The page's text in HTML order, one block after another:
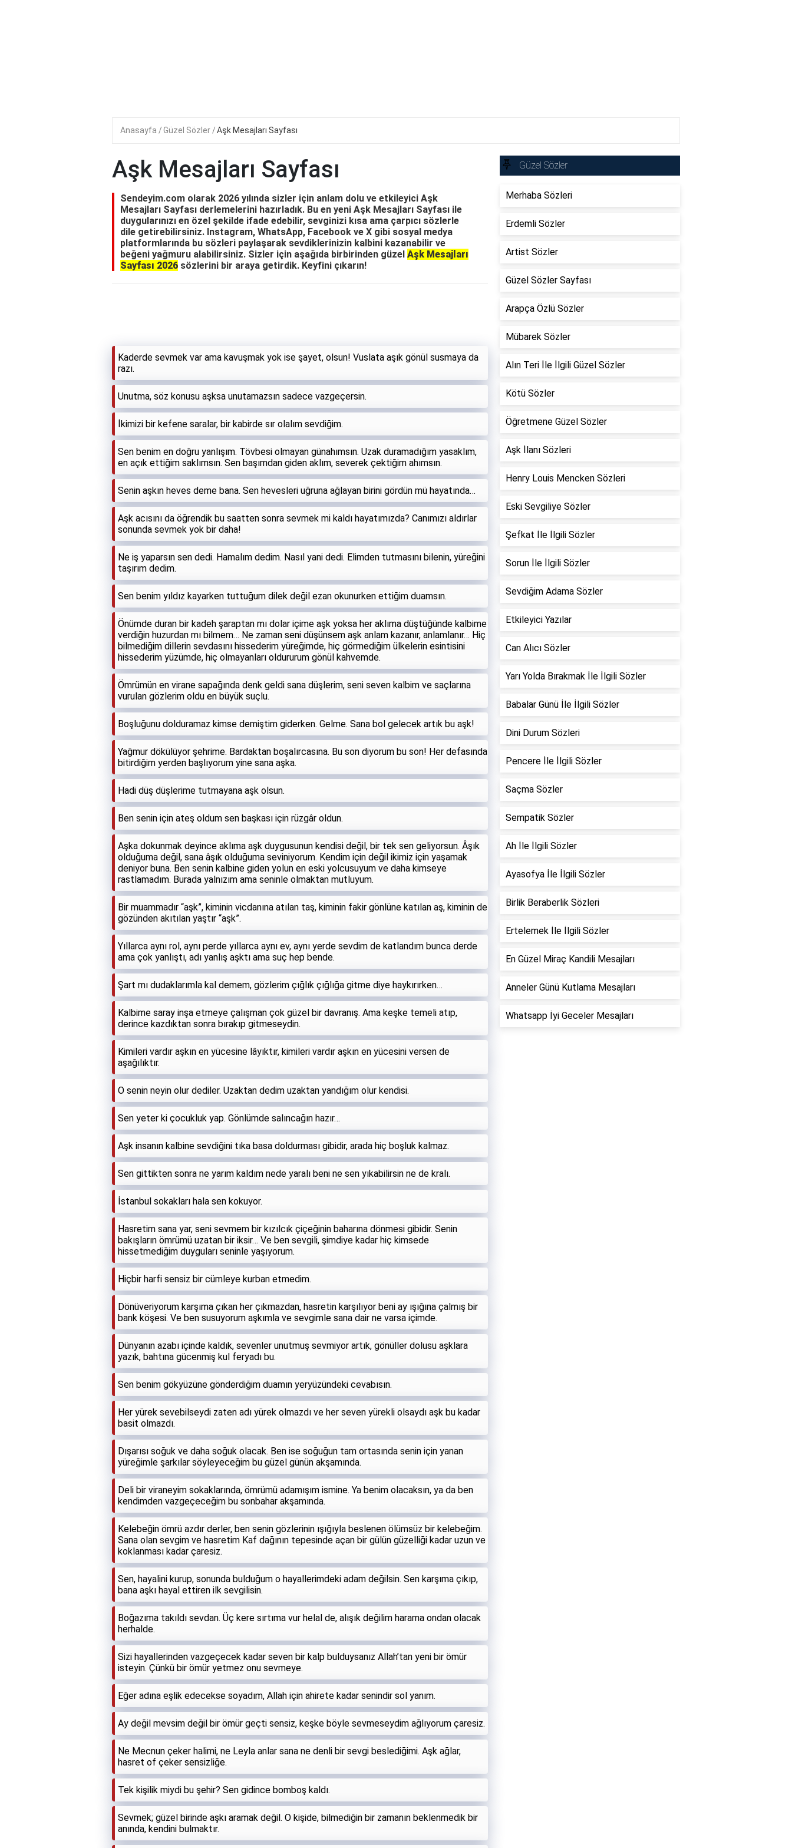
Anasayfa Güzel Sözler Aşk Mesajları Sayfası
Aşk Mesajları Sayfası
Sendeyim.com olarak 2026 yılında sizler için anlam dolu ve etkileyici Aşk
Mesajları Sayfası derlemelerini hazırladık. Bu en yeni Aşk Mesajları Sayfası ile
duygularınızı en özel şekilde ifade edebilir, sevginizi kısa ama çarpıcı sözlerle
dile getirebilirsiniz. Instagram, WhatsApp, Facebook ve X gibi sosyal medya
platformlarında bu sözleri paylaşarak sevdiklerinizin kalbini kazanabilir ve
beğeni yağmuru alabilirsiniz. Sizler için aşağıda birbirinden güzel Aşk Mesajları
Sayfası 2026 sözlerini bir araya getirdik. Keyfini çıkarın!
Kaderde sevmek var ama kavuşmak yok ise şayet, olsun! Vuslata aşık gönül susmaya da
razı.
Unutma, söz konusu aşksa unutamazsın sadece vazgeçersin.
İkimizi bir kefene saralar, bir kabirde sır olalım sevdiğim.
Sen benim en doğru yanlışım. Tövbesi olmayan günahımsın. Uzak duramadığım yasaklım,
en açık ettiğim saklımsın. Sen başımdan giden aklım, severek çektiğim ahımsın.
Senin aşkın heves deme bana. Sen hevesleri uğruna ağlayan birini gördün mü hayatında…
Aşk acısını da öğrendik bu saatten sonra sevmek mi kaldı hayatımızda? Canımızı aldırlar
sonunda sevmek yok bir daha!
Ne iş yaparsın sen dedi. Hamalım dedim. Nasıl yani dedi. Elimden tutmasını bilenin, yüreğini
taşırım dedim.
Sen benim yıldız kayarken tuttuğum dilek değil ezan okunurken ettiğim duamsın.
Önümde duran bir kadeh şaraptan mı dolar içime aşk yoksa her aklıma düştüğünde kalbime
verdiğin huzurdan mı bilmem… Ne zaman seni düşünsem aşk anlam kazanır, anlamlanır… Hiç
bilmediğim dillerin sevdasını hissederim yüreğimde, hiç görmediğim ülkelerin esintisini
hissederim yüzümde, hiç olmayanları oldururum gönül kahvemde.
Ömrümün en virane sapağında denk geldi sana düşlerim, seni seven kalbim ve saçlarına
vurulan gözlerim oldu en büyük suçlu.
Boşluğunu dolduramaz kimse demiştim giderken. Gelme. Sana bol gelecek artık bu aşk!
Yağmur dökülüyor şehrime. Bardaktan boşalırcasına. Bu son diyorum bu son! Her defasında
bitirdiğim yerden başlıyorum yine sana aşka.
Hadi düş düşlerime tutmayana aşk olsun.
Ben senin için ateş oldum sen başkası için rüzgâr oldun.
Aşka dokunmak deyince aklıma aşk duygusunun kendisi değil, bir tek sen geliyorsun. Âşık
olduğuma değil, sana âşık olduğuma seviniyorum. Kendim için değil ikimiz için yaşamak
deniyor buna. Ben senin kalbine giden yolun en eski yolcusuyum ve daha kimseye
rastlamadım. Burada yalnızım ama seninle olmaktan mutluyum.
Bir muammadır “aşk”, kiminin vicdanına atılan taş, kiminin fakir gönlüne katılan aş, kiminin de
gözünden akıtılan yaştır “aşk”.
Yıllarca aynı rol, aynı perde yıllarca aynı ev, aynı yerde sevdim de katlandım bunca derde
ama çok yanlıştı, adı yanlış aşktı ama suç hep bende.
Şart mı dudaklarımla kal demem, gözlerim çığlık çığlığa gitme diye haykırırken…
Kalbime saray inşa etmeye çalışman çok güzel bir davranış. Ama keşke temeli atıp,
derince kazdıktan sonra bırakıp gitmeseydin.
Kimileri vardır aşkın en yücesine lâyıktır, kimileri vardır aşkın en yücesini versen de
aşağılıktır.
O senin neyin olur dediler. Uzaktan dedim uzaktan yandığım olur kendisi.
Sen yeter ki çocukluk yap. Gönlümde salıncağın hazır…
Aşk insanın kalbine sevdiğini tıka basa doldurması gibidir, arada hiç boşluk kalmaz.
Sen gittikten sonra ne yarım kaldım nede yaralı beni ne sen yıkabilirsin ne de kralı.
İstanbul sokakları hala sen kokuyor.
Hasretim sana yar, seni sevmem bir kızılcık çiçeğinin baharına dönmesi gibidir. Senin
bakışların ömrümü uzatan bir iksir… Ve ben sevgili, şimdiye kadar hiç kimsede
hissetmediğim duyguları seninle yaşıyorum.
Hiçbir harfi sensiz bir cümleye kurban etmedim.
Dönüveriyorum karşıma çıkan her çıkmazdan, hasretin karşılıyor beni ay ışığına çalmış bir
bank köşesi. Ve ben susuyorum aşkımla ve sevgimle sana dair ne varsa içimde.
Dünyanın azabı içinde kaldık, sevenler unutmuş sevmiyor artık, gönüller dolusu aşklara
yazık, bahtına gücenmiş kul feryadı bu.
Sen benim gökyüzüne gönderdiğim duamın yeryüzündeki cevabısın.
Her yürek sevebilseydi zaten adı yürek olmazdı ve her seven yürekli olsaydı aşk bu kadar
basit olmazdı.
Dışarısı soğuk ve daha soğuk olacak. Ben ise soğuğun tam ortasında senin için yanan
yüreğimle şarkılar söyleyeceğim bu güzel günün akşamında.
Deli bir viraneyim sokaklarında, ömrümü adamışım ismine. Ya benim olacaksın, ya da ben
kendimden vazgeçeceğim bu sonbahar akşamında.
Kelebeğin ömrü azdır derler, ben senin gözlerinin ışığıyla beslenen ölümsüz bir kelebeğim.
Sana olan sevgim ve hasretim Kaf dağının tepesinde açan bir gülün güzelliği kadar uzun ve
koklanması kadar çaresiz.
Sen, hayalini kurup, sonunda bulduğum o hayallerimdeki adam değilsin. Sen karşıma çıkıp,
bana aşkı hayal ettiren ilk sevgilisin.
Boğazıma takıldı sevdan. Üç kere sırtıma vur helal de, alışık değilim harama ondan olacak
herhalde.
Sizi hayallerinden vazgeçecek kadar seven bir kalp bulduysanız Allah’tan yeni bir ömür
isteyin. Çünkü bir ömür yetmez onu sevmeye.
Eğer adına eşlik edecekse soyadım, Allah için ahirete kadar senindir sol yanım.
Ay değil mevsim değil bir ömür geçti sensiz, keşke böyle sevmeseydim ağlıyorum çaresiz.
Ne Mecnun çeker halimi, ne Leyla anlar sana ne denli bir sevgi beslediğimi. Aşk ağlar,
hasret of çeker sensizliğe.
Tek kişilik miydi bu şehir? Sen gidince bomboş kaldı.
Sevmek; güzel birinde aşkı aramak değil. O kişide, bilmediğin bir zamanın beklenmedik bir
anında, kendini bulmaktır.
Güzel Sözler
Merhaba Sözleri
Erdemli Sözler
Artist Sözler
Güzel Sözler Sayfası
Arapça Özlü Sözler
Mübarek Sözler
Alın Teri İle İlgili Güzel Sözler
Kötü Sözler
Öğretmene Güzel Sözler
Aşk İlanı Sözleri
Henry Louis Mencken Sözleri
Eski Sevgiliye Sözler
Şefkat İle İlgili Sözler
Sorun İle İlgili Sözler
Sevdiğim Adama Sözler
Etkileyici Yazılar
Can Alıcı Sözler
Yarı Yolda Bırakmak İle İlgili Sözler
Babalar Günü İle İlgili Sözler
Dini Durum Sözleri
Pencere İle İlgili Sözler
Saçma Sözler
Sempatik Sözler
Ah İle İlgili Sözler
Ayasofya İle İlgili Sözler
Birlik Beraberlik Sözleri
Ertelemek İle İlgili Sözler
En Güzel Miraç Kandili Mesajları
Anneler Günü Kutlama Mesajları
Whatsapp İyi Geceler Mesajları